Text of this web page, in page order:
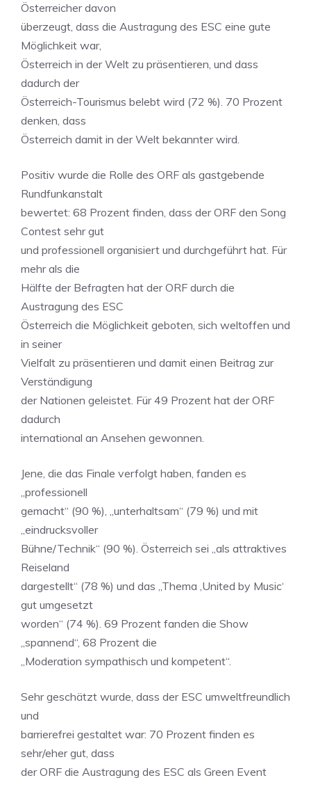
Österreicher davon
überzeugt, dass die Austragung des ESC eine gute
Möglichkeit war,
Österreich in der Welt zu präsentieren, und dass
dadurch der
Österreich-Tourismus belebt wird (72 %). 70 Prozent
denken, dass
Österreich damit in der Welt bekannter wird.
Positiv wurde die Rolle des ORF als gastgebende
Rundfunkanstalt
bewertet: 68 Prozent finden, dass der ORF den Song
Contest sehr gut
und professionell organisiert und durchgeführt hat. Für
mehr als die
Hälfte der Befragten hat der ORF durch die
Austragung des ESC
Österreich die Möglichkeit geboten, sich weltoffen und
in seiner
Vielfalt zu präsentieren und damit einen Beitrag zur
Verständigung
der Nationen geleistet. Für 49 Prozent hat der ORF
dadurch
international an Ansehen gewonnen.
Jene, die das Finale verfolgt haben, fanden es
„professionell
gemacht“ (90 %), „unterhaltsam“ (79 %) und mit
„eindrucksvoller
Bühne/Technik“ (90 %). Österreich sei „als attraktives
Reiseland
dargestellt“ (78 %) und das „Thema ‚United by Music‘
gut umgesetzt
worden“ (74 %). 69 Prozent fanden die Show
„spannend“, 68 Prozent die
„Moderation sympathisch und kompetent“.
Sehr geschätzt wurde, dass der ESC umweltfreundlich
und
barrierefrei gestaltet war: 70 Prozent finden es
sehr/eher gut, dass
der ORF die Austragung des ESC als Green Event